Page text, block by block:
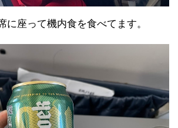
に座って機内食を食べてます。